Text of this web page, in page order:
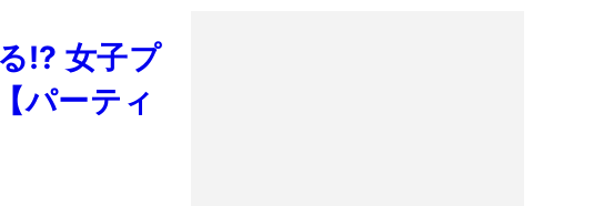
⁉ 女子プ
パーティ